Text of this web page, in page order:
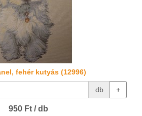
fehér kutyás (12996)
db +
950 Ft / db